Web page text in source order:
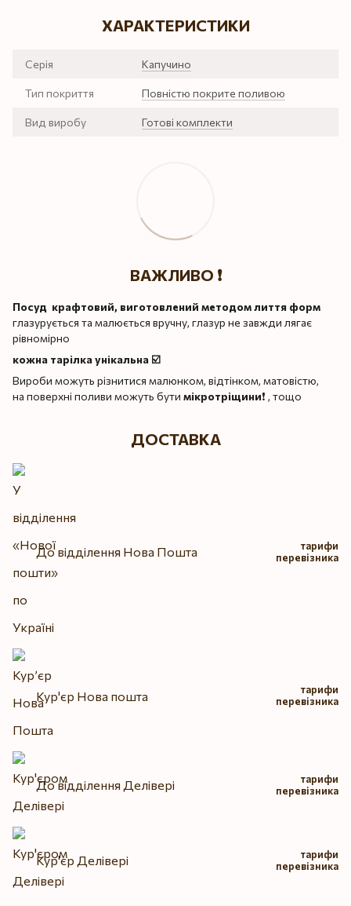
ХАРАКТЕРИСТИКИ
Серія Капучино
Тип покриття Повністю покрите поливою
Вид виробу Готові комплекти
ВАЖЛИВО ❗️
Посуд крафтовий, виготовлений методом лиття форм
глазурується та малюється вручну, глазур не завжди лягає
рівномірно
кожна тарілка унікальна ☑️
Вироби можуть різнитися малюнком, відтінком, матовістю,
на поверхні поливи можуть бути мікротріщини❗️ , тощо
ДОСТАВКА
До відділення Нова Пошта
тарифи
перевізника
Кур'єр Нова пошта
тарифи
перевізника
До відділення Делівері
тарифи
перевізника
Кур'єр Делівері
тарифи
перевізника